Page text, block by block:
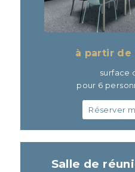
à partir de
surface
pour 6
Réserver
Salle de